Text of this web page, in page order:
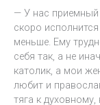
— У нас
скоро
меньше. Ему
себя так, а не
католик, а мои
любит и
тяга к